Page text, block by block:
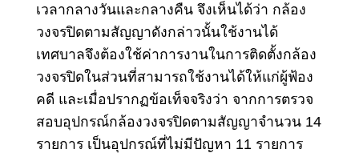
เวลากลางวันและกลางคืน จึงเห็นได้ว่า กล้อง
วงจรปิดตามสัญญาดังกล่าวนั้นใช้งานได้
เทศบาลจึงต้องใช้ค่าการงานในการติดตั้งกล้อง
วงจรปิดในส่วนที่สามารถใช้งานได้ให้แก่ผู้ฟ้อง
คดี และเมื่อปรากฏข้อเท็จจริงว่า จากการตรวจ
สอบอุปกรณ์กล้องวงจรปิดตามสัญญาจำนวน 14
รายการ เป็นอุปกรณ์ที่ไม่มีปัญหา 11 รายการ